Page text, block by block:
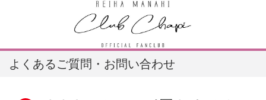
よくあるご質問・お問い合わせ